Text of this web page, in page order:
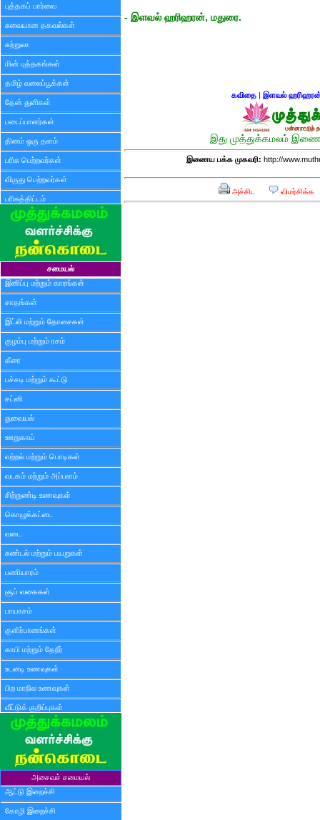
புத்தகப் பார்வை
சுவையான தகவல்கள்
சுற்றுலா
மின் புத்தகங்கள்
தமிழ் வலைப்பூக்கள்
தேன் துளிகள்
படைப்பாளர்கள்
தினம் ஒரு தளம்
பரிசு பெற்றவர்கள்
விருது பெற்றவர்கள்
பரிசுத்திட்டம்
சமையல்
இனிப்பு மற்றும் காரங்கள்
சாதங்கள்
இட்லி மற்றும் தோசைகள்
குழம்பு மற்றும் ரசம்
கீரை
பச்சடி மற்றும் கூட்டு
சட்னி
துவையல்
ஊறுகாய்
வற்றல் மற்றும் பொடிகள்
வடகம் மற்றும் அப்பளம்
சிற்றுண்டி உணவுகள்
கொழுக்கட்டை
வடை
சுண்டல் மற்றும் பயறுகள்
பணியாரம்
சூப் வகைகள்
பாயாசம்
குளிர்பானங்கள்
காபி மற்றும் தேநீர்
உடனடி உணவுகள்
பிற மாநில உணவுகள்
வீட்டுக் குறிப்புகள்
அசைவச் சமையல்
ஆட்டு இறைச்சி
கோழி இறைச்சி
- இளவல் ஹரிஹரன், மதுரை.
கவிதை| இளவல்
இது முத்துக்கமலம்
இணைய பக்க முகவரி: http://
அச்சிட விமர்சிக்க